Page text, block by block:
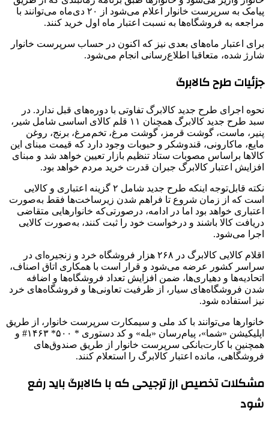
پیامک به سرپرست خانوار اعلام می‌شود از ۲۰ دی‌ماه می‌توانند با
مراجعه به فروشگاه‌ها به نسبت اعتبار ‌ماه اول خرید کنند.
برای اعتبار ماه‌های بعدی نیز که اکنون در حساب سرپرست خانوار
شارژ شده، متعاقبا اطلاع‌رسانی انجام می‌شود.
جزئیات طرح کالابرگ
نحوه اجرای طرح جدید کالابرگ تفاوتی با دوره‌های قبل ندارد. در
سبد طرح جدید کالابرگ همچنان ۱۱ قلم کالای اساسی شامل شیر،
پنیر، ماست، گوشت قرمز، گوشت مرغ، تخم‌مرغ، برنج، روغن
مایع، ماکارونی، قندوشکر و حبوبات وجود دارد که قیمت مبنای این
کالاها براساس مصوبات ستاد تنظیم بازار تعیین خواهد شد و مبنای
افزایش اعتبار کالابرگ جبران قدرت خرید مردم خواهد بود.
نکته قابل‌توجه اینکه طرح جدید شامل ۲ گزینه اعتباری و کالایی
است که از زمان شروع تا فراهم شدن زیرساخت‌ها فقط به‌صورت
اعتباری خواهد بود اما در ادامه، درصورتی‌که خانوارهایی متقاضی
دریافت کالا باشند و درخواست خود را ثبت کنند، به‌صورت کالایی
اجرا می‌شود.
اقلام کالایی کالابرگ در ۲۶۸ هزار فروشگاه خرد و زنجیره‌ای در
سراسر کشور عرضه می‌شود و قرار است با همکاری اتاق اصناف،
اتحادیه‌ها و دهیاری‌ها، ضمن افزایش تعداد فروشگاه‌ها و اضافه
شدن فروشگاه‌های سیار، از ظرفیت تعاونی‌ها و فروشگاه‌های خرد
نیز استفاده شود.
خانوارها می‌توانند با کد ملی و سیمکارت سرپرست خانوار، از طریق
اپلیکیشن «شما»، پیام‌رسان «بله» و کد دستوری * ۵۰۰* ۱۴۶۳# و
همچنین با کارت‌بانکی سرپرست خانوار از طریق صندوق‌های
فروشگاهی، مانده اعتبار کالابرگ را استعلام کنند.
مشکلات تخصیص ارز ترجیحی که با کالابرگ باید رفع
شود